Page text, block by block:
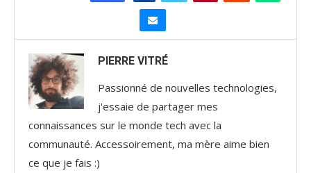
PIERRE VITRÉ
Passionné de nouvelles technologies,
j'essaie de partager mes
connaissances sur le monde tech avec la
communauté. Accessoirement, ma mère aime bien
ce que je fais :)